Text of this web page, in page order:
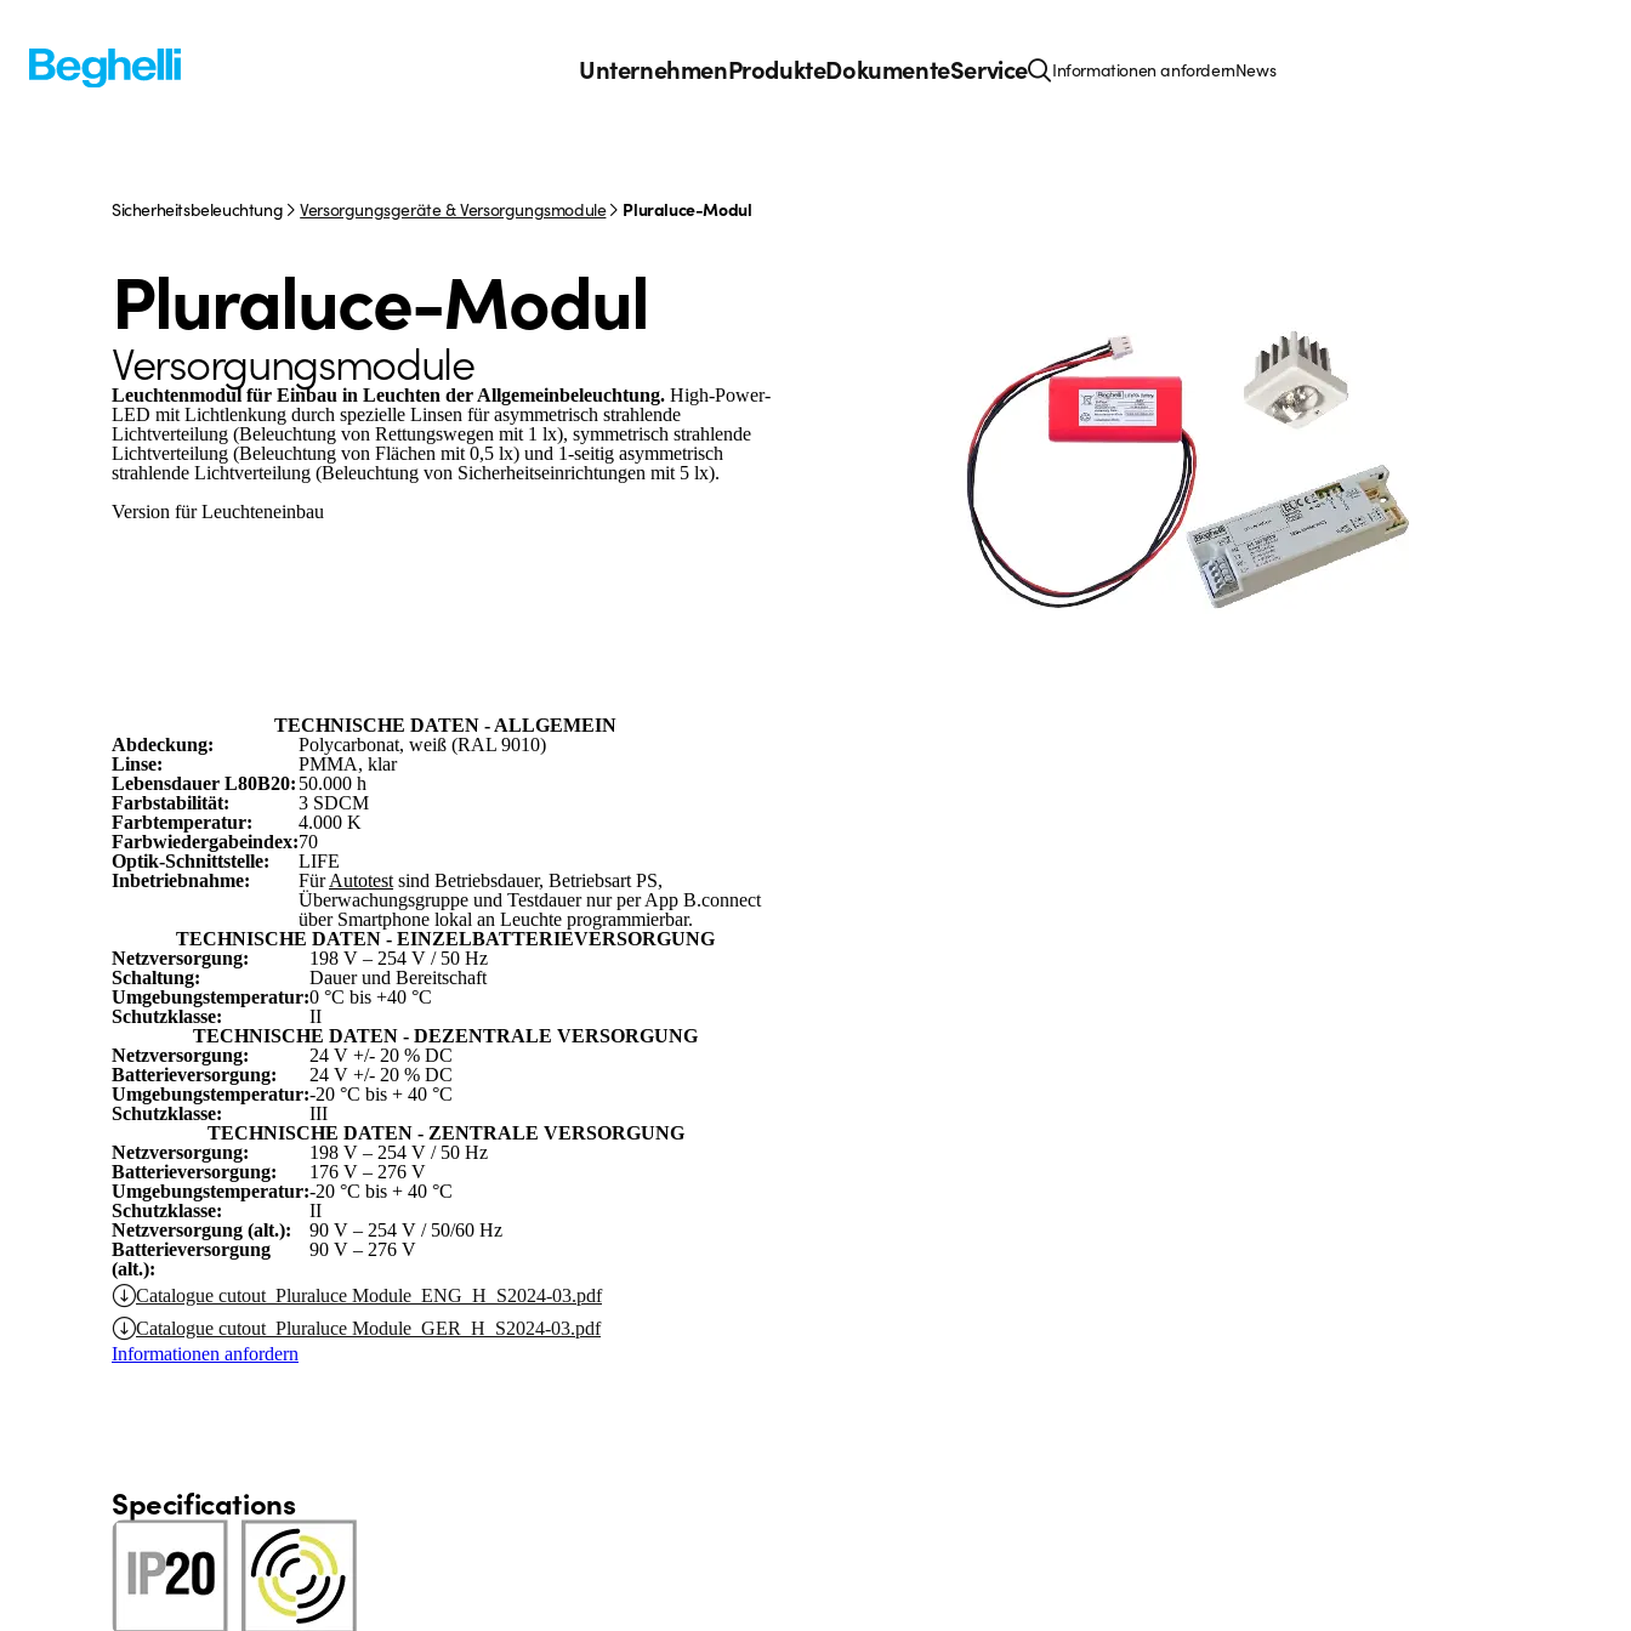
UnternehmenProdukteDokumenteService Informationen anfordernNews
Sicherheitsbeleuchtung Versorgungsgeräte & Versorgungsmodule Pluraluce-Modul
Pluraluce-Modul
Versorgungsmodule
Leuchtenmodul für Einbau in Leuchten der Allgemeinbeleuchtung. High-Power-
LED mit Lichtlenkung durch spezielle Linsen für asymmetrisch strahlende
Lichtverteilung (Beleuchtung von Rettungswegen mit 1 lx), symmetrisch strahlende
Lichtverteilung (Beleuchtung von Flächen mit 0,5 lx) und 1-seitig asymmetrisch
strahlende Lichtverteilung (Beleuchtung von Sicherheitseinrichtungen mit 5 lx).
Version für Leuchteneinbau
TECHNISCHE DATEN - ALLGEMEIN
Abdeckung:
Polycarbonat, weiß (RAL 9010)
Linse:
PMMA, klar
Lebensdauer L80B20: 50.000 h
Farbstabilität:
3 SDCM
Farbtemperatur:
4.000 K
Farbwiedergabeindex:70
Optik-Schnittstelle:
LIFE
Inbetriebnahme:
FürAutotest sind Betriebsdauer, Betriebsart PS,
Überwachungsgruppe und Testdauer nur per App B.connect
über Smartphone lokal an Leuchte programmierbar.
TECHNISCHE DATEN - EINZELBATTERIEVERSORGUNG
Netzversorgung:
198 V – 254 V / 50 Hz
Schaltung:
Dauer und Bereitschaft
Umgebungstemperatur:0 °C bis +40 °C
Schutzklasse:
II
TECHNISCHE DATEN - DEZENTRALE VERSORGUNG
Netzversorgung:
24 V +/- 20 % DC
Batterieversorgung:
24 V +/- 20 % DC
Umgebungstemperatur:-20 °C bis + 40 °C
Schutzklasse:
III
TECHNISCHE DATEN - ZENTRALE VERSORGUNG
Netzversorgung:
198 V – 254 V / 50 Hz
Batterieversorgung:
176 V – 276 V
Umgebungstemperatur:-20 °C bis + 40 °C
Schutzklasse:
II
Netzversorgung (alt.):
90 V – 254 V / 50/60 Hz
Batterieversorgung
(alt.):
90 V – 276 V
Catalogue cutout_Pluraluce Module_ENG_H_S2024-03.pdf
Catalogue cutout_Pluraluce Module_GER_H_S2024-03.pdf
Informationen anfordern
Specifications